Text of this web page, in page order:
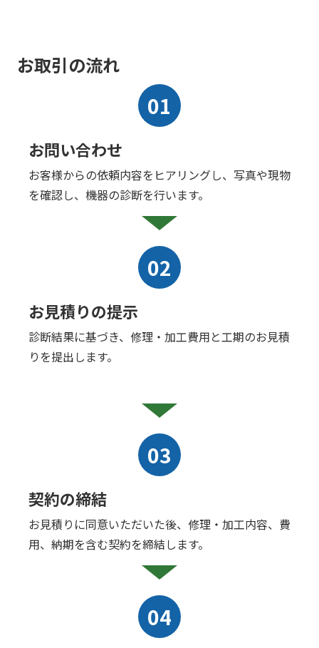
お取引の流れ
01
お問い合わせ
お客様からの依頼内容をヒアリングし、写真や現物
を確認し、機器の診断を行います。
02
お見積りの提示
診断結果に基づき、修理・加工費用と工期のお見積
りを提出します。
03
契約の締結
お見積りに同意いただいた後、修理・加工内容、費
用、納期を含む契約を締結します。
04